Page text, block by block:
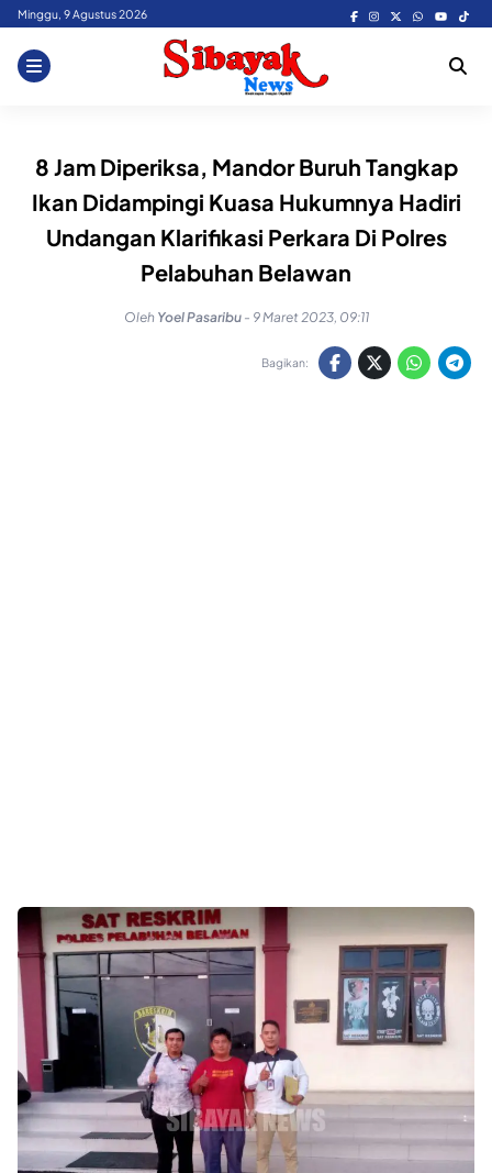
Skip
content
Minggu, 9 Agustus 2026
8 Jam Diperiksa, Mandor Buruh Tangkap
Ikan Didampingi Kuasa Hukumnya Hadiri
Undangan Klarifikasi Perkara Di Polres
Pelabuhan Belawan
Oleh Yoel Pasaribu - 9 Maret 2023, 09:11
Bagikan: